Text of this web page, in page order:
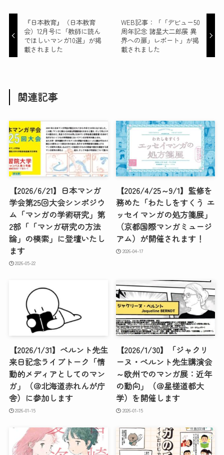
『日本教育』（日本教育
会）12月号に「教師に読ん
でほしいマンガ10選」が掲
載されました
WEB記事：「「デビュー50
周年記念 諸星大二郎展 異
界への扉」レポート」が掲
載されました
関連記事
【2026/6/21】日本マンガ
学会第25回大会シンポジウ
ム「マンガの学術研究」第
2部「「マンガ研究の方法
論」の模索」に登壇いたし
ます
2026-05-22
【2026/4/25～9/1】監修を
務めた「わたしをすくう エ
ッセイマンガの処方箋展」
（京都国際マンガミュージ
アム）が開催されます！
2026-04-17
【2026/1/31】ベルント先生
来日記念ライブトーク「情
動的メディアとしてのマン
ガ」（＠北海道赤れんが庁
舎）に参加します
2026-01-15
【2026/1/30】「ジャクリ
ーヌ・ベルント先生講演会
～欧州でのマンガ展：近年
の動向」（＠星槎道都大
学）を開催します
2026-01-15